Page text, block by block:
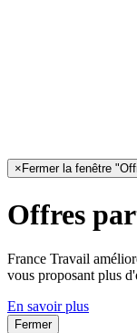
× Fermer la fenêtre
Offres
France Travail
vous proposant plus
En savoir plus
Fermer